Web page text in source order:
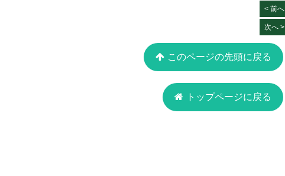
< 前へ
次へ >
このページの先頭に戻る
トップページに戻る